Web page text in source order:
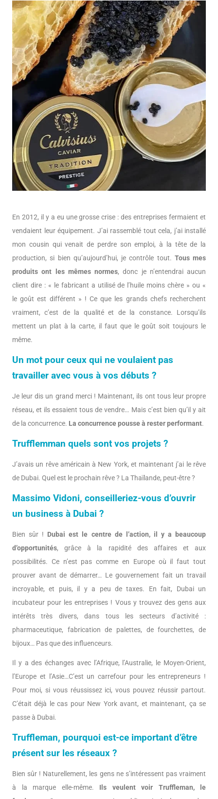
En 2012, il y a eu une grosse crise : des entreprises fermaient et
vendaient leur équipement. J’ai rassemblé tout cela, j’ai installé
mon cousin qui venait de perdre son emploi, à la tête de la
production, si bien qu’aujourd’hui, je contrôle tout. Tous mes
produits ont les mêmes normes, donc je n’entendrai aucun
client dire : « le fabricant a utilisé de l’huile moins chère » ou «
le goût est différent » ! Ce que les grands chefs recherchent
vraiment, c’est de la qualité et de la constance. Lorsqu’ils
mettent un plat à la carte, il faut que le goût soit toujours le
même.
Un mot pour ceux qui ne voulaient pas
travailler avec vous à vos débuts ?
Je leur dis un grand merci ! Maintenant, ils ont tous leur propre
réseau, et ils essaient tous de vendre… Mais c’est bien qu’il y ait
de la concurrence. La concurrence pousse à rester performant.
Trufflemman quels sont vos projets ?
J’avais un rêve américain à New York, et maintenant j’ai le rêve
de Dubai. Quel est le prochain rêve ? La Thaïlande, peut-être ?
Massimo Vidoni, conseilleriez-vous d’ouvrir
un business à Dubai ?
Bien sûr ! Dubai est le centre de l’action, il y a beaucoup
d’opportunités, grâce à la rapidité des affaires et aux
possibilités. Ce n’est pas comme en Europe où il faut tout
prouver avant de démarrer… Le gouvernement fait un travail
incroyable, et puis, il y a peu de taxes. En fait, Dubai un
incubateur pour les entreprises ! Vous y trouvez des gens aux
intérêts très divers, dans tous les secteurs d’activité :
pharmaceutique, fabrication de palettes, de fourchettes, de
bijoux… Pas que des influenceurs.
Il y a des échanges avec l’Afrique, l’Australie, le Moyen-Orient,
l’Europe et l’Asie…C’est un carrefour pour les entrepreneurs !
Pour moi, si vous réussissez ici, vous pouvez réussir partout.
C’était déjà le cas pour New York avant, et maintenant, ça se
passe à Dubai.
Truffleman, pourquoi est-ce important d’être
présent sur les réseaux ?
Bien sûr ! Naturellement, les gens ne s’intéressent pas vraiment
à la marque elle-même. Ils veulent voir Truffleman, le